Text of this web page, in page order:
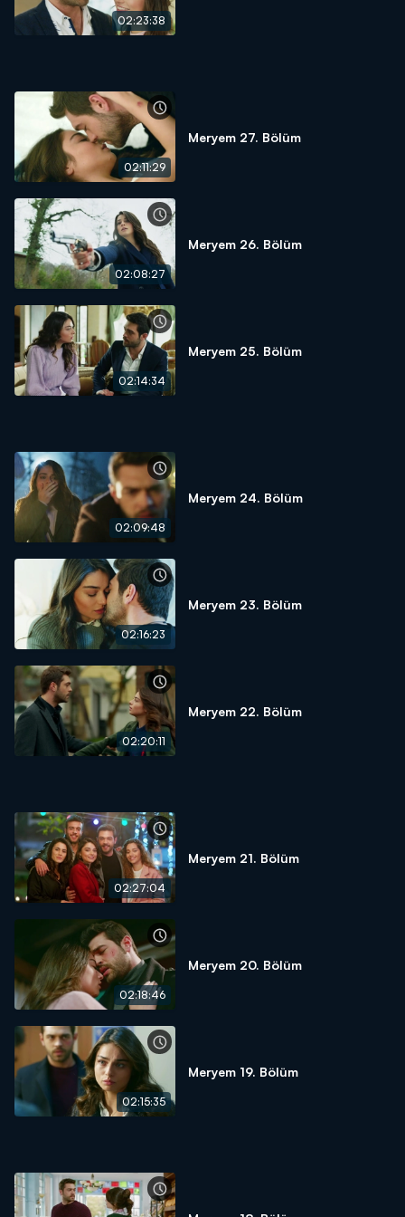
02:23:38
02:11:29
Meryem 27. Bölüm
02:08:27
Meryem 26. Bölüm
02:14:34
Meryem 25. Bölüm
02:09:48
Meryem 24. Bölüm
02:16:23
Meryem 23. Bölüm
02:20:11
Meryem 22. Bölüm
02:27:04
Meryem 21. Bölüm
02:18:46
Meryem 20. Bölüm
02:15:35
Meryem 19. Bölüm